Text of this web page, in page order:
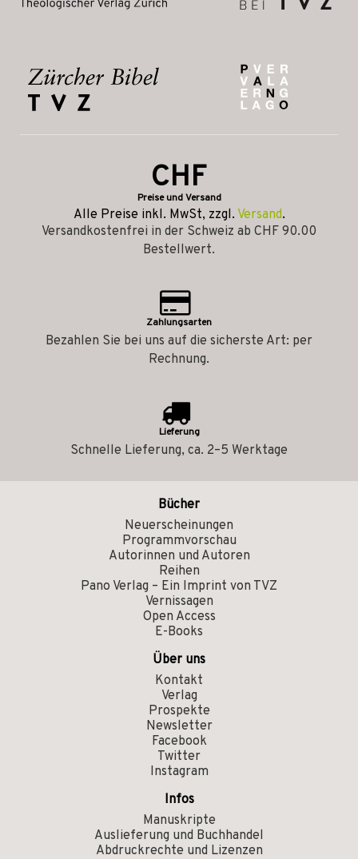
CHF
Preise und Versand
Alle Preise inkl. MwSt, zzgl. Versand.
Versandkostenfrei in der Schweiz ab CHF 90.00
Bestellwert.
Zahlungsarten
Bezahlen Sie bei uns auf die sicherste Art: per
Rechnung.
Lieferung
Schnelle Lieferung, ca. 2–5 Werktage
Bücher
Neuerscheinungen
Programmvorschau
Autorinnen und Autoren
Reihen
Pano Verlag – Ein Imprint von TVZ
Vernissagen
Open Access
E-Books
Über uns
Kontakt
Verlag
Prospekte
Newsletter
Facebook
Twitter
Instagram
Infos
Manuskripte
Auslieferung und Buchhandel
Abdruckrechte und Lizenzen